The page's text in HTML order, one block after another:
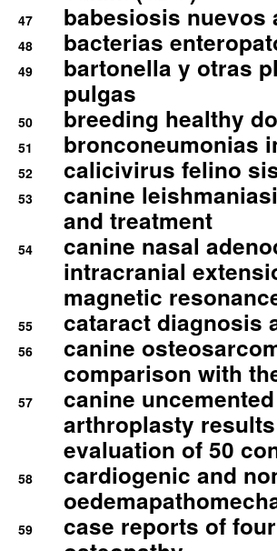
47 babesiosis nuevos
48 bacterias
49
bartonella y otras
pulgas
50 breeding healthy
51 bronconeumonias
52 calicivirus felino
53
canine
and treatment
54
canine nasal
intracranial
magnetic
55 cataract diagnosis
56
canine
comparison with
57
canine
arthroplasty
evaluation of 50
58
cardiogenic and
59
case reports of